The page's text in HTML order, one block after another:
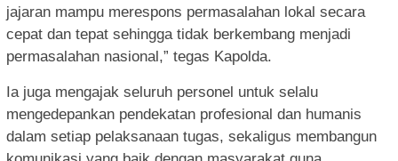
jajaran mampu merespons permasalahan lokal secara
cepat dan tepat sehingga tidak berkembang menjadi
permasalahan nasional,” tegas Kapolda.
Ia juga mengajak seluruh personel untuk selalu
mengedepankan pendekatan profesional dan humanis
dalam setiap pelaksanaan tugas, sekaligus membangun